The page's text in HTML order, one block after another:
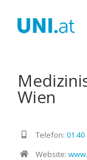
Inhalt
springen
Wien
Telefon:01 40
Website: